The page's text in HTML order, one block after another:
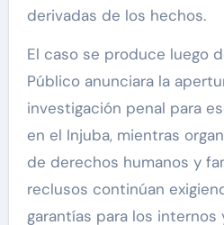
derivadas de los hechos.
El caso se produce luego
Público anunciara la
investigación penal para
en el Injuba, mientras
de derechos humanos y
reclusos continúan
garantías para los internos